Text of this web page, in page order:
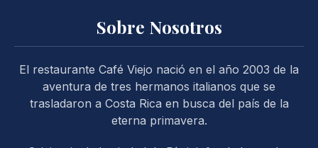
Sobre Nosotros
El restaurante Café Viejo nació en el año 2003 de la
aventura de tres hermanos italianos que se
trasladaron a Costa Rica en busca del país de la
eterna primavera.
PREVIOUS